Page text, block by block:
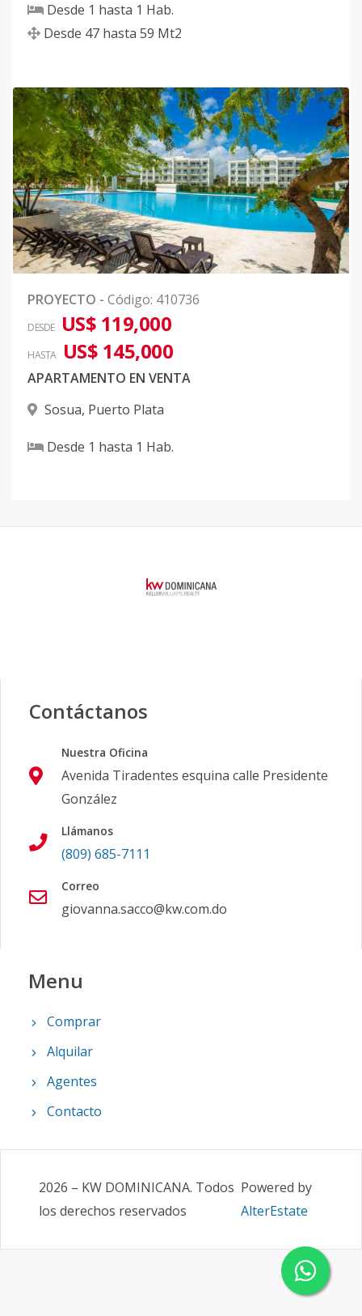
Desde 1 hasta 1 Hab.
Desde 47 hasta 59 Mt2
PROYECTO - Código: 410736
DESDE US$ 119,000
HASTA US$ 145,000
APARTAMENTO EN VENTA
Sosua, Puerto Plata
Desde 1 hasta 1 Hab.
Contáctanos
Nuestra Oficina
Avenida Tiradentes esquina calle Presidente
González
Llámanos
(809) 685-7111
Correo
giovanna.sacco@kw.com.do
Menu
Comprar
Alquilar
Agentes
Contacto
2026 – KW DOMINICANA. Todos
los derechos reservados
Powered by
AlterEstate